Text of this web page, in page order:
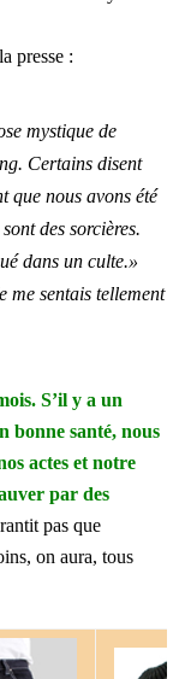
presse :
mystique de
Certains disent
que nous avons été
des sorcières.
dans un culte.»
me sentais tellement
S’il y a un
bonne santé, nous
actes et notre
par des
pas que
on aura, tous